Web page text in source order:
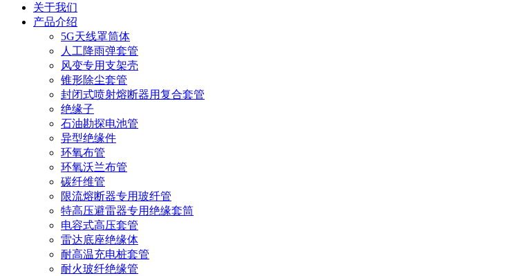
关于我们
产品介绍
5G天线罩筒体
人工降雨弹套管
风变专用支架壳
锥形除尘套管
封闭式喷射熔断器用复合套管
绝缘子
石油勘探电池管
异型绝缘件
环氧布管
环氧沃兰布管
碳纤维管
限流熔断器专用玻纤管
特高压避雷器专用绝缘套筒
电容式高压套管
雷达底座绝缘体
耐高温充电桩套管
耐火玻纤绝缘管